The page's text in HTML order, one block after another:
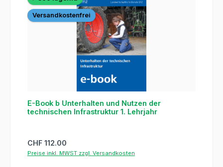
Versandkostenfrei
E-Book b Unterhalten und Nutzen der
technischen Infrastruktur 1. Lehrjahr
Regulärer Preis:
CHF 112.00
Preise inkl. MWST zzgl. Versandkosten